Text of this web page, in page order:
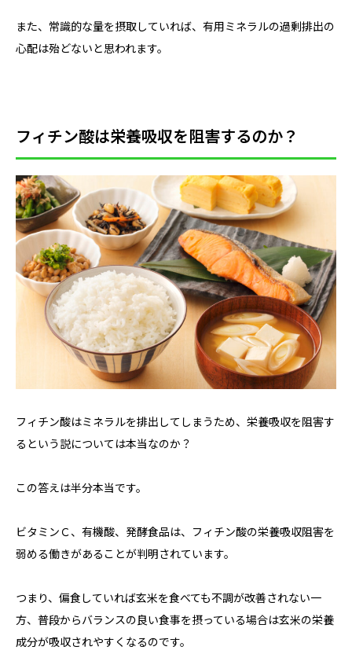
また、常識的な量を摂取していれば、有用ミネラルの過剰排出の
心配は殆どないと思われます。
フィチン酸は栄養吸収を阻害するのか？
フィチン酸はミネラルを排出してしまうため、栄養吸収を阻害す
るという説については本当なのか？
この答えは半分本当です。
ビタミンＣ、有機酸、発酵食品は、フィチン酸の栄養吸収阻害を
弱める働きがあることが判明されています。
つまり、偏食していれば玄米を食べても不調が改善されない一
方、普段からバランスの良い食事を摂っている場合は玄米の栄養
成分が吸収されやすくなるのです。